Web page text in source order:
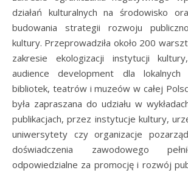
działań kulturalnych na środowisko
budowania strategii rozwoju
kultury. Przeprowadziła około 200
zakresie ekologizacji instytucji
audience development dla
bibliotek, teatrów i muzeów w całej
była zapraszana do udziału w
publikacjach, przez instytucje kultury,
uniwersytety czy organizacje
doświadczenia zawodowego
odpowiedzialne za promocję i rozwój